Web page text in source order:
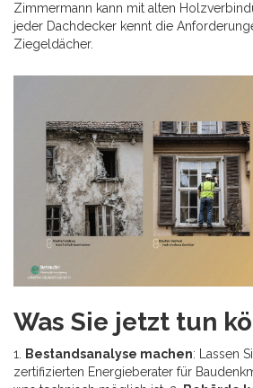
Zimmermann kann mit alten
jeder Dachdecker kennt die
Ziegeldächer.
Was Sie jetzt tun
1. Bestandsanalyse machen: Lassen
zertifizierten Energieberater für